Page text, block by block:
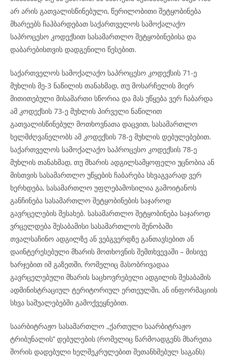
არ არის გათვალისწინებული, წერილობითი შეტყობინება
მხარეებს ჩაჰბარდებათ საქართველოს სამოქალაქო
საპროცესო კოდექსით სასამართლო შეტყობინებისა და
დაბარებისთვის დადგენილი წესებით.
საქართველოს სამოქალაქო საპროცესო კოდექსის 71-ე
მუხლის მე-3 ნაწილის თანახმად, თუ მოსარჩელის მიერ
მითითებული მისამართი სწორია და მას უწყება ვერ ჩაბარდა
ამ კოდექსის 73-ე მუხლის პირველი ნაწილით
გათვალისწინებულ მოთხოვნათა დაცვით, სასამართლო
ხელმძღვანელობს ამ კოდექსის 78-ე მუხლის დებულებებით.
საქართველოს სამოქალაქო საპროცესო კოდექსის 78-ე
მუხლის თანახმად, თუ მხარის ადგილსამყოფელი უცნობია ან
მისთვის სასამართლო უწყების ჩაბარება სხვაგვარად ვერ
ხერხდება, სასამართლო უფლებამოსილია გამოიტანოს
განჩინება სასამართლო შეტყობინების საჯაროდ
გავრცელების შესახებ. სასამართლო შეტყობინება საჯაროდ
ვრცელდება შესაბამისი სასამართლოს შენობაში
თვალსაჩინო ადგილზე ან ვებგვერდზე განთავსებით ან
დაინტერესებული მხარის მოთხოვნის შემთხვევაში – მისივე
ხარჯებით იმ გაზეთში, რომელიც მასობრივადაა
გავრცელებული მხარის საცხოვრებელი ადგილის შესაბამის
ადმინისტრაციულ ტერიტორიულ ერთეულში, ან ინფორმაციის
სხვა საშუალებებში გამოქვეყნებით.
საარბიტრაჟო სასამართლო ,,ქართული საარბიტრაჟო
ტრიბუნალის’’ დებულების (რომელიც წარმოადგენს მხარეთა
შორის დადებული ხელშეკრულებით შეთანხმებულ საგანს)